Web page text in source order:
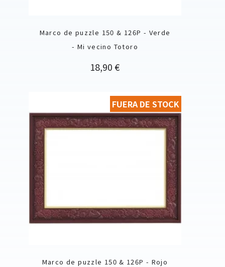
Marco de puzzle 150 & 126P - Verde
- Mi vecino Totoro
Precio
18,90 €
Marco de puzzle 150 & 126P - Rojo
FUERA DE STOCK